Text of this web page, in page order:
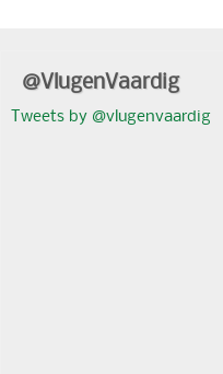
@VlugenVaardig
Tweets by @vlugenvaardig